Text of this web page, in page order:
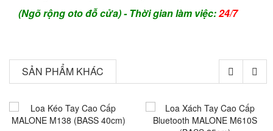
(Ngõ rộng oto đỗ cửa) -Thời gian làm việc:24/7
SẢN PHẨM KHÁC